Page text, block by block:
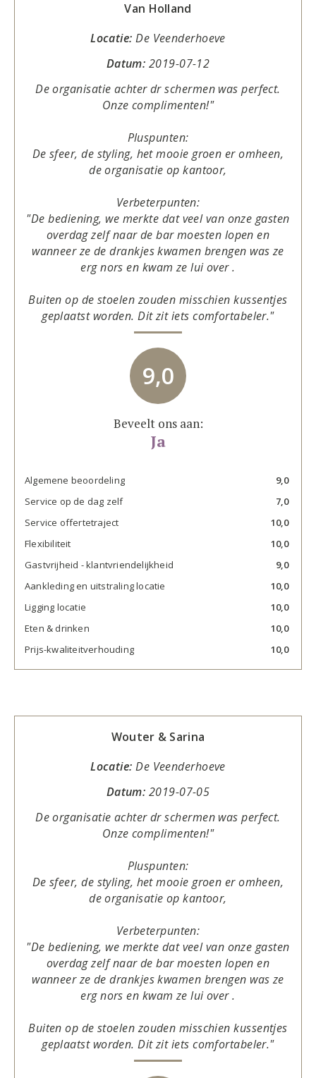
Van Holland
Locatie: De Veenderhoeve
Datum: 2019-07-12
De organisatie achter dr schermen was perfect.
Onze complimenten!"
Pluspunten:
De sfeer, de styling, het mooie groen er omheen,
de organisatie op kantoor,
Verbeterpunten:
"De bediening, we merkte dat veel van onze gasten
overdag zelf naar de bar moesten lopen en
wanneer ze de drankjes kwamen brengen was ze
erg nors en kwam ze lui over .
Buiten op de stoelen zouden misschien kussentjes
geplaatst worden. Dit zit iets comfortabeler."
9,0
Beveelt ons aan:
Ja
Algemene beoordeling
9,0
Service op de dag zelf
7,0
Service offertetraject
10,0
Flexibiliteit
10,0
Gastvrijheid - klantvriendelijkheid
9,0
Aankleding en uitstraling locatie
10,0
Ligging locatie
10,0
Eten & drinken
10,0
Prijs-kwaliteitverhouding
10,0
Wouter & Sarina
Locatie: De Veenderhoeve
Datum: 2019-07-05
De organisatie achter dr schermen was perfect.
Onze complimenten!"
Pluspunten:
De sfeer, de styling, het mooie groen er omheen,
de organisatie op kantoor,
Verbeterpunten:
"De bediening, we merkte dat veel van onze gasten
overdag zelf naar de bar moesten lopen en
wanneer ze de drankjes kwamen brengen was ze
erg nors en kwam ze lui over .
Buiten op de stoelen zouden misschien kussentjes
geplaatst worden. Dit zit iets comfortabeler."